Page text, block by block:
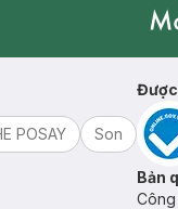
POSAY Son
Bản
Công